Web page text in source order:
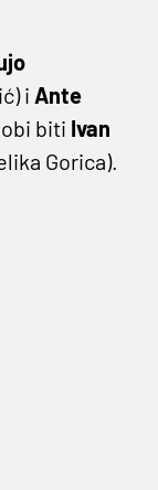
i Ante
biti Ivan
Gorica).